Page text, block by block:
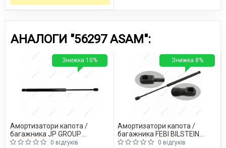
АНАЛОГИ "56297 ASAM":
Амортизатори капота /
багажника JP GROUP
1581203900
0 відгуків
Знижка 10%
Амортизатори капота /
багажника FEBI BILSTEIN
27768
0 відгуків
Знижка 8%